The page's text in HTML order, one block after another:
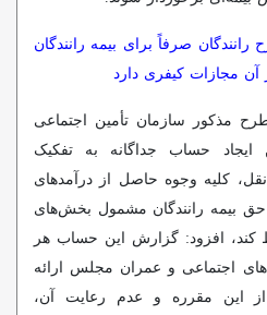
صرفاً برای بیمه رانندگان
مجازات کیفری دارد
مذکور سازمان تأمین اجتماعی
حساب جداگانه به تفکیک
کلیه وجوه حاصل از درآمدهای
حق بیمه رانندگان مشمول بخش‌های
کند، افزود: گزارش این حساب هر
اجتماعی و عمران مجلس ارائه
این مقرره و عدم رعایت آن،